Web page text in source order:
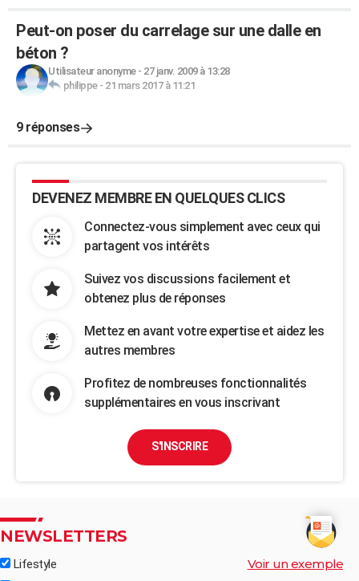
Peut-on poser du carrelage sur une dalle en
béton ?
Utilisateur anonyme- 27 janv. 2009 à 13:28
philippe- 21 mars 2017 à 11:21
9 réponses
DEVENEZ MEMBRE EN QUELQUES CLICS
Connectez-vous simplement avec ceux qui
partagent vos intérêts
Suivez vos discussions facilement et
obtenez plus de réponses
Mettez en avant votre expertise et aidez les
autres membres
Profitez de nombreuses fonctionnalités
supplémentaires en vous inscrivant
S'INSCRIRE
NEWSLETTERS
Lifestyle Voir un exemple